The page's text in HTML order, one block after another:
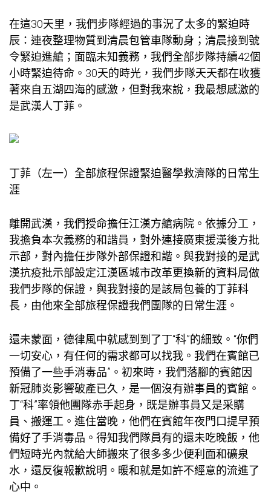
在這30天里，我們步隊經過的事況了太多的緊迫時
辰：連夜整理物質到清晨包管車隊動身；清晨接到號
令緊迫進艙；面臨未知義務，我們全部步隊持續42個
小時緊迫待命。30天的時光，我們步隊天天都在收獲
著來自五湖四海的感激，但對我來說，我最想感激的
是武漢人丁菲。
丁菲（左一）全部旅程保證緊迫醫學救濟隊的日常生
涯
離開武漢，我們授命擔任江漢方艙病院。依據分工，
我擔負本次義務的和諧員，對外連接廣東援漢後方批
示部，對內擔任步隊外部保證和諧。與我對接的是武
漢抗疫批示部設定江漢區城市改革更換新的資料局做
我們步隊的保證，與我對接的是該局包養的丁菲科
長，由他來全部旅程保證我們團隊的日常生涯。
還未蒙面，德律風中就感到到了丁“科”的細致。“你們
一切安心，有任何的需求都可以找我。我們在賓館已
預備了一些手消毒品”。初來時，我們落腳的賓館因
新冠肺炎影響破產已久，是一個沒有辦事員的賓館。
丁“科”率領他團隊赤手起身，既是辦事員又是采購
員、搬運工。進住當晚，他們在賓館年夜門口提早預
備好了手消毒品。得知我們隊員有的還未吃晚飯，他
們短時光內就給大師搬來了很多多少便利面和礦泉
水，還反復報歉說明。暖和就是如許不經意的流進了
心中。